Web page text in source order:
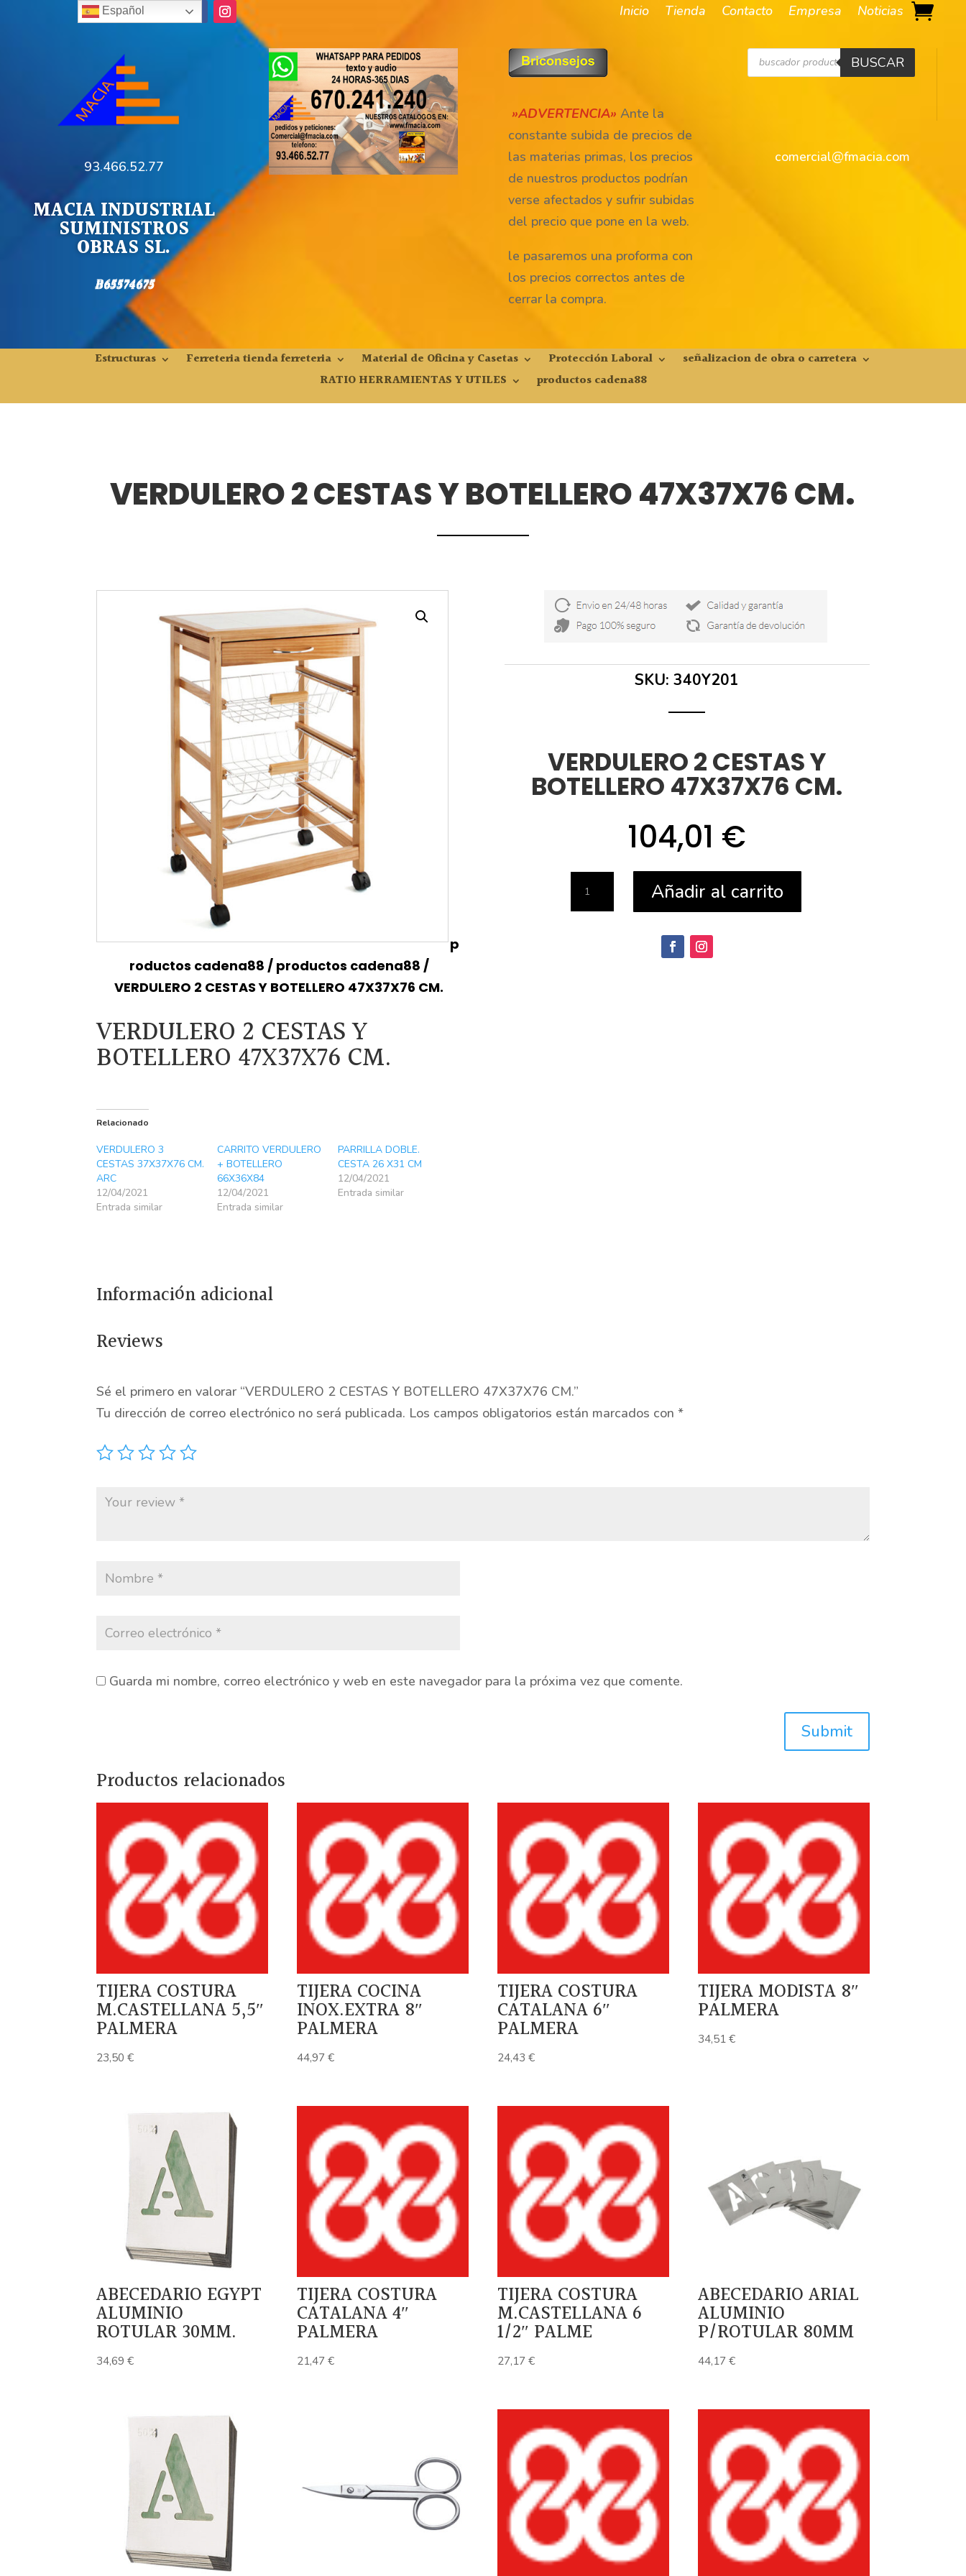
Inicio Tienda Contacto Empresa Noticias
93.466.52.77
MACIA INDUSTRIAL
SUMINISTROS
OBRAS SL.
B65574675
»ADVERTENCIA» Ante la
constante subida de precios de
las materias primas, los precios
de nuestros productos podrían
verse afectados y sufrir subidas
del precio que pone en la web.
le pasaremos una proforma con
los precios correctos antes de
cerrar la compra.
Búsqueda
de
productos
BUSCAR
comercial@fmacia.com
Estructuras Ferreteria tienda ferreteria Material de Oficina y Casetas Protección Laboral
señalizacion de obra o carretera
RATIO HERRAMIENTAS Y UTILES
productos cadena88
VERDULERO 2 CESTAS Y BOTELLERO 47X37X76 CM.
p
roductos cadena88 / productos cadena88 /
VERDULERO 2 CESTAS Y BOTELLERO 47X37X76 CM.
VERDULERO 2 CESTAS Y
BOTELLERO 47X37X76 CM.
Relacionado
VERDULERO 3
CESTAS 37X37X76 CM.
ARC
12/04/2021
Entrada similar
CARRITO VERDULERO
+ BOTELLERO
66X36X84
12/04/2021
Entrada similar
PARRILLA DOBLE.
CESTA 26 X31 CM
12/04/2021
Entrada similar
SKU:340Y201
VERDULERO 2 CESTAS Y
BOTELLERO 47X37X76 CM.
104,01 €
Añadir al carrito
Información adicional
Reviews
Sé el primero en valorar “VERDULERO 2 CESTAS Y BOTELLERO 47X37X76 CM.”
Tu dirección de correo electrónico no será publicada. Los campos obligatorios están marcados con*
Guarda mi nombre, correo electrónico y web en este navegador para la próxima vez que comente.
Submit
Productos relacionados
TIJERA COSTURA
M.CASTELLANA 5,5″
PALMERA
23,50€
TIJERA COCINA
INOX.EXTRA 8″
PALMERA
44,97€
TIJERA COSTURA
CATALANA 6″
PALMERA
24,43€
TIJERA MODISTA 8″
PALMERA
34,51€
ABECEDARIO EGYPT
ALUMINIO
ROTULAR 30MM.
34,69€
TIJERA COSTURA
CATALANA 4″
PALMERA
21,47€
TIJERA COSTURA
M.CASTELLANA 6
1/2″ PALME
27,17€
ABECEDARIO ARIAL
ALUMINIO
P/ROTULAR 80MM
44,17€
Español